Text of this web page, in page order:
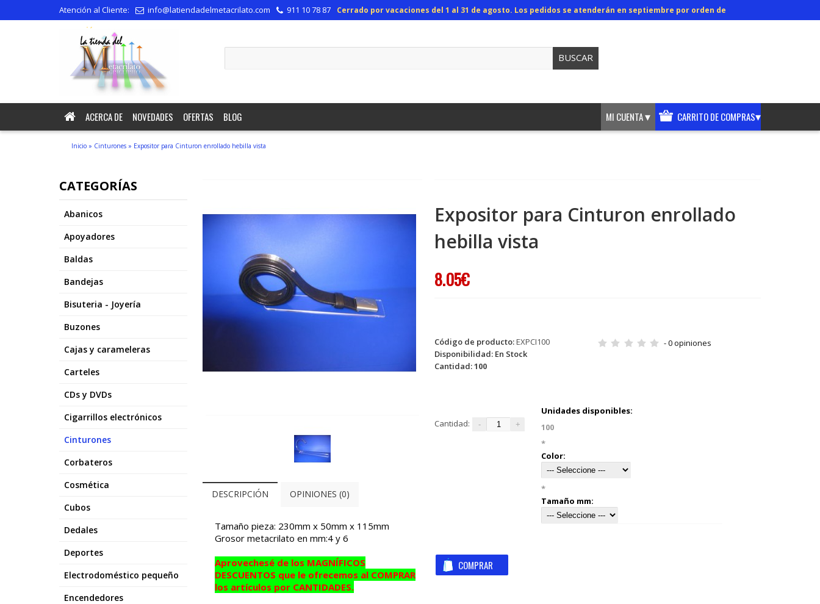
Atención al Cliente: info@latiendadelmetacrilato.com 911 10 78 87
Cerrado por vacaciones del 1 al 31 de agosto. Los pedidos se atenderán en septiembre por orden de
recepción.
BUSCAR
CARRITO DE COMPRAS▾
MI CUENTA▾
ACERCA DE NOVEDADES OFERTAS BLOG
Inicio » Cinturones » Expositor para Cinturon enrollado hebilla vista
CATEGORÍAS
Abanicos
Apoyadores
Baldas
Bandejas
Bisuteria - Joyería
Buzones
Cajas y carameleras
Carteles
CDs y DVDs
Cigarrillos electrónicos
Cinturones
Corbateros
Cosmética
Cubos
Dedales
Deportes
Electrodoméstico pequeño
Encendedores
DESCRIPCIÓN OPINIONES (0)
Tamaño pieza: 230mm x 50mm x 115mm
Grosor metacrilato en mm:4 y 6
Aprovechesé de los MAGNÍFICOS
DESCUENTOS que le ofrecemos al COMPRAR
los artículos por CANTIDADES.
Expositor para Cinturon enrollado
hebilla vista
8.05€
Código de producto:EXPCI100
Disponibilidad: En Stock
Cantidad:100
- 0 opiniones
Unidades disponibles:
100
*
Color:
*
Tamaño mm:
Cantidad: